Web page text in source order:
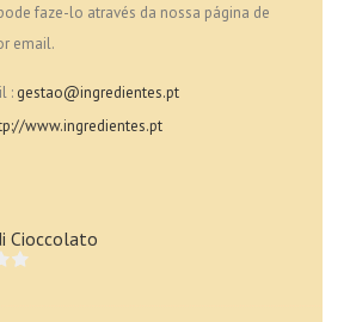
faze-lo através da nossa página de
email.
: gestao@ingredientes.pt
www.ingredientes.pt
Cioccolato